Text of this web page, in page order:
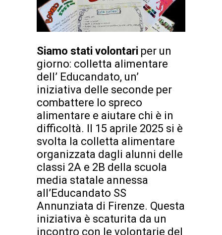
Siamo stati volontari per un
giorno: colletta alimentare
dell’ Educandato, un’
iniziativa delle seconde per
combattere lo spreco
alimentare e aiutare chi è in
difficoltà. Il 15 aprile 2025 si è
svolta la colletta alimentare
organizzata dagli alunni delle
classi 2A e 2B della scuola
media statale annessa
all’Educandato SS
Annunziata di Firenze. Questa
iniziativa è scaturita da un
incontro con le volontarie del